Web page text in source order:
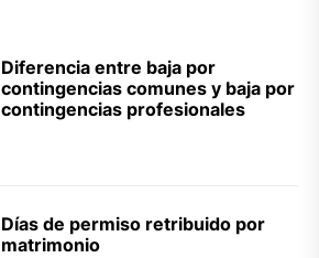
Diferencia entre baja por
contingencias comunes y baja por
contingencias profesionales
Días de permiso retribuido por
matrimonio